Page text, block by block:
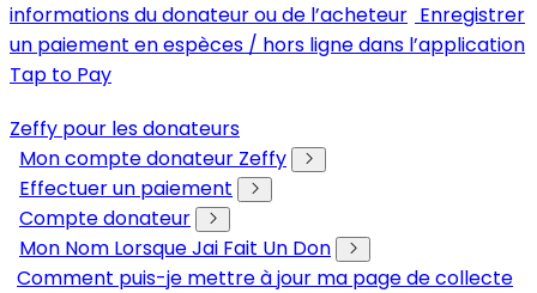
informations du donateur ou de l’acheteur Enregistrer
un paiement en espèces / hors ligne dans l’application
Tap to Pay
Zeffy pour les donateurs
Mon compte donateur Zeffy
Effectuer un paiement
Compte donateur
Mon Nom Lorsque Jai Fait Un Don
Comment puis-je mettre à jour ma page de collecte